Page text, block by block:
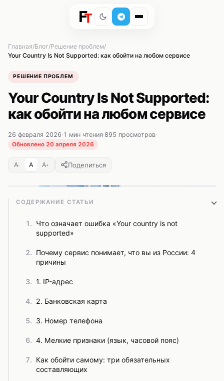
Главная Блог Решение проблем
Your Country Is Not Supported: как обойти на любом сервисе
РЕШЕНИЕ ПРОБЛЕМ
Your Country Is Not Supported:
как обойти на любом сервисе
26 февраля 2026· 1 мин чтения·895 просмотров·
Обновлено 20 апреля 2026
A- A A+ Поделиться
СОДЕРЖАНИЕ СТАТЬИ
Что означает ошибка «Your country is not
supported»
Почему сервис понимает, что вы из России: 4
причины
1. IP-адрес
2. Банковская карта
3. Номер телефона
4. Мелкие признаки (язык, часовой пояс)
Как обойти самому: три обязательных
составляющих